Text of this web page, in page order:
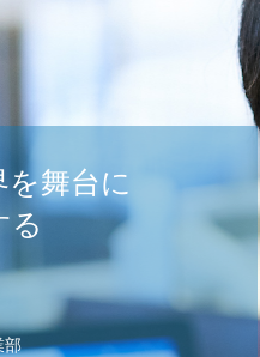
舞台に
る
部